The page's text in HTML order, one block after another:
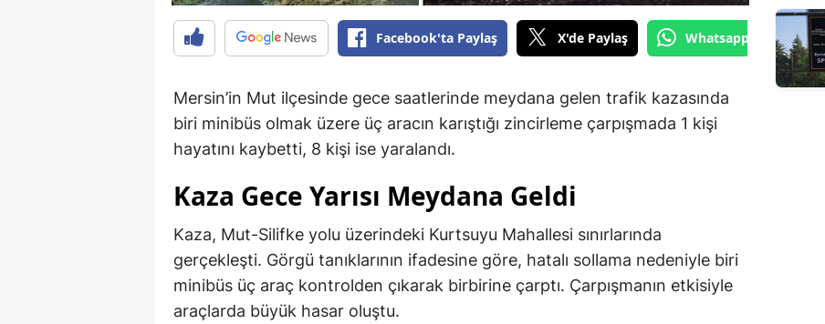
Facebook'ta Paylaş X'de Paylaş Whatsapp'tan Gönder
Mersin’in Mut ilçesinde gece saatlerinde meydana gelen trafik kazasında
biri minibüs olmak üzere üç aracın karıştığı zincirleme çarpışmada 1 kişi
hayatını kaybetti, 8 kişi ise yaralandı.
Kaza Gece Yarısı Meydana Geldi
Kaza, Mut-Silifke yolu üzerindeki Kurtsuyu Mahallesi sınırlarında
gerçekleşti. Görgü tanıklarının ifadesine göre, hatalı sollama nedeniyle biri
minibüs üç araç kontrolden çıkarak birbirine çarptı. Çarpışmanın etkisiyle
araçlarda büyük hasar oluştu.